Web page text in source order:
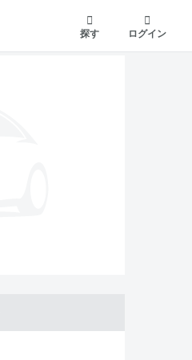
探す
ログイン